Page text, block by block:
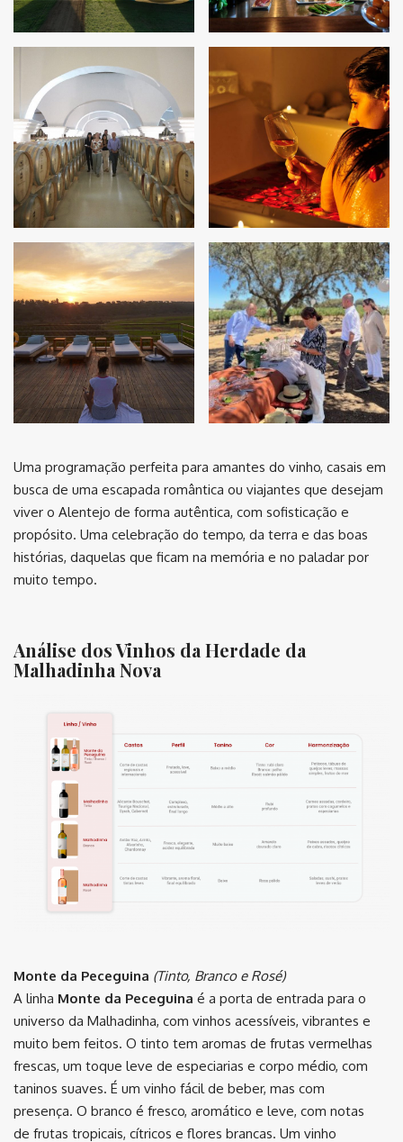
Uma programação perfeita para amantes do vinho, casais em
busca de uma escapada romântica ou viajantes que desejam
viver o Alentejo de forma autêntica, com sofisticação e
propósito. Uma celebração do tempo, da terra e das boas
histórias, daquelas que ficam na memória e no paladar por
muito tempo.
Análise dos Vinhos da Herdade da
Malhadinha Nova
Monte da Peceguina (Tinto, Branco e Rosé)
A linha Monte da Peceguina é a porta de entrada para o
universo da Malhadinha, com vinhos acessíveis, vibrantes e
muito bem feitos. O tinto tem aromas de frutas vermelhas
frescas, um toque leve de especiarias e corpo médio, com
taninos suaves. É um vinho fácil de beber, mas com
presença. O branco é fresco, aromático e leve, com notas
de frutas tropicais, cítricos e flores brancas. Um vinho